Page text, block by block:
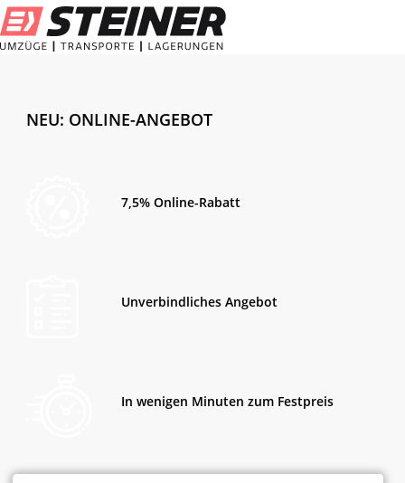
NEU: ONLINE-ANGEBOT
7,5% Online-Rabatt
Unverbindliches Angebot
In wenigen Minuten zum Festpreis